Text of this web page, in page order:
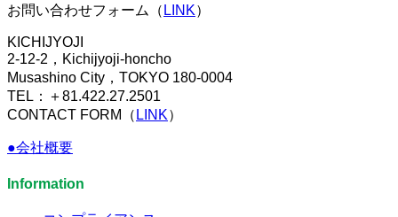
お問い合わせフォーム（ LINK）
KICHIJYOJI
2-12-2，Kichijyoji-honcho
Musashino City，TOKYO 180-0004
TEL：＋81.422.27.2501
CONTACT FORM（ LINK）
●会社概要
Information